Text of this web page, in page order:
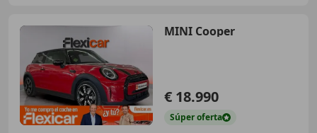
MINI Cooper
€ 18.990
Súperoferta